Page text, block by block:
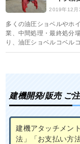
2019年12月
多くの油圧ショベルやホ
業、中間処理・最終処分
り、油圧ショベルコベル
建機開発/販売 ご
建機アタッチメン
法」「お支払い方